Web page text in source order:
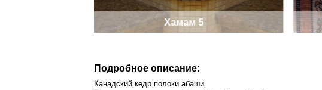
Хамам 2
Подробное описание:
Канадский кедр полоки абаши